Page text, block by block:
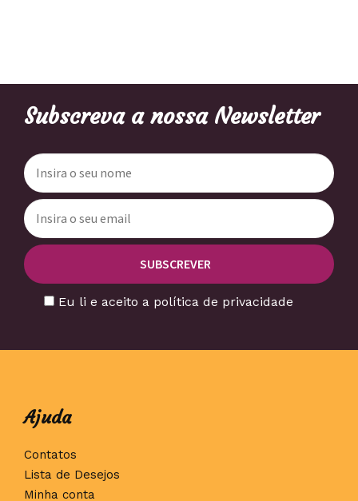
Subscreva a nossa Newsletter
Eu li e aceito a política de privacidade
Ajuda
Contatos
Lista de Desejos
Minha conta